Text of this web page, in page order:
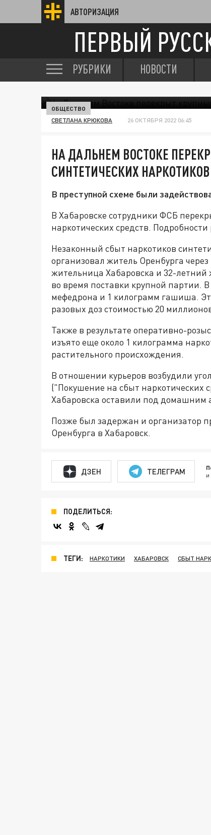
АВТОРИЗАЦИЯ
ПЕРВЫЙ
РУБРИКИ НОВОСТИ
ОБЩЕСТВО
СВЕТЛАНА КРЮКОВА 26 ОКТЯБРЯ 2022 06:45
НА ДАЛЬНЕМ ВОСТОКЕ
СИНТЕТИЧЕСКИХ НАРКОТИКОВ
В преступной схеме были
В Хабаровске сотрудники ФСБ
наркотических средств.
Незаконный сбыт наркотиков
организовал житель Оренбурга
жительница Хабаровска и 32-
во время поставки крупной партии.
мефедрона и 1 килограмм гашиша.
разовых доз стоимостью 20
Также в результате оперативно-
изъято еще около 1 килограмма
растительного происхождения.
В отношении курьеров возбудили
("Покушение на сбыт наркотических
Хабаровска оставили под домашним
Позже был задержан и организатор
Оренбурга в Хабаровск.
ДЗЕН ТЕЛЕГРАМ и
ПОДЕЛИТЬСЯ:
ТЕГИ: НАРКОТИКИ ХАБАРОВСК СБЫТ